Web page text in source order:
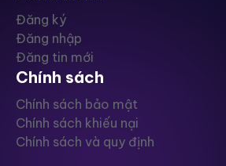
Đăng ký
Đăng nhập
Đăng tin mới
Chính sách
Chính sách bảo mật
Chính sách khiếu nại
Chính sách và quy định